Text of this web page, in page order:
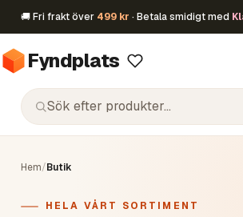
🚚 Fri frakt över 499 kr · Betala smidigt med
Fyndplats
Hem/Butik
HELA VÅRT SORTIMENT